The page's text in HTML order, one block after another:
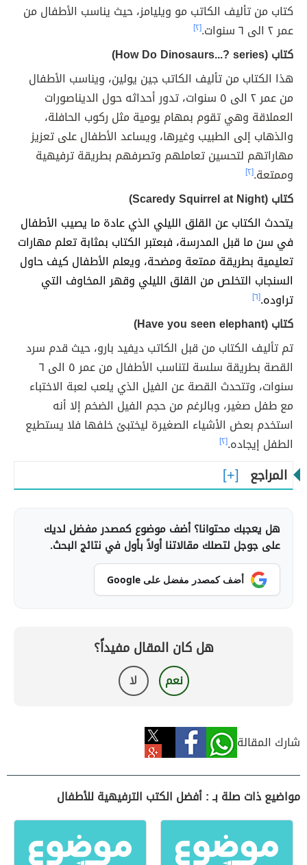
كتاب من تأليف الكاتب مو ويليامز، حيث يناسب الأطفال من
عمر ٢ الى ٦ سنوات.
[٢]
كتاب (How Do Dinosaurs...? series)
هذا الكتاب من تأليف الكاتب جين يولين، ويناسب الأطفال
من عمر ٢ الى ٥ سنوات، تدور أحداثه
حول الديناصورات
العملاقة وهي تقوم بمهام يومية مثل ركوب الحافلة،
والذهاب إلى الطبيب وغيرها، ويساعد الأطفال على تعزيز
مهاراتهم لتحسين تعاملهم وتصرفهم بطريقة ترفيهية
وممتعة.[٢]
كتاب (Scaredy Squirrel at Night)
يتحدث الكتاب عن القلق الليلي الذي عادة ما يصيب الأطفال
في سن ما قبل المدرسة، فبعتبر الكتاب بمثابة تعلم مهارات
تعليمية بطريقة ممتعة ومضحة، ويعلم الأطفال كيف حاول
السنجاب التخلص من القلق الليلي وقهر المخاوف التي
تراوده.[٦]
كتاب (Have you seen elephant)
تم تأليف الكتاب من قبل الكاتب ديفيد بارو، حيث قدم سرد
القصة بطريقة سلسة لتناسب الأطفال من عمر ٥ الى ٦
سنوات، وتتحدث القصة عن الفيل الذي يلعب لعبة الاختباء
مع طفل صغير، وبالرغم من حجم الفيل الضخم إلا أنه
استخدم بعض الأشياء الصغيرة ليختبئ خلفها فلا يستطيع
الطفل إيجاده.[٢]
المراجع
هل يعجبك محتوانا؟ أضف موضوع كمصدر مفضل لديك
على جوجل لتصلك مقالاتنا أولاً بأول في نتائج البحث.
أضف كمصدر مفضل على Google
هل كان المقال مفيداً؟
نعم لا
شارك المقالة
مواضيع ذات صلة بـ : أفضل الكتب الترفيهية للأطفال